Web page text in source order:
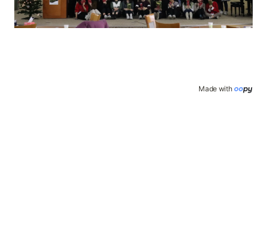
Made with